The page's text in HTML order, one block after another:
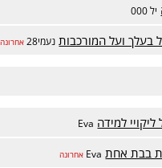
יל 000
ועל המורכבות נעמי28 אחרונה
למידה Eva
בבת אחת Eva אחרונה